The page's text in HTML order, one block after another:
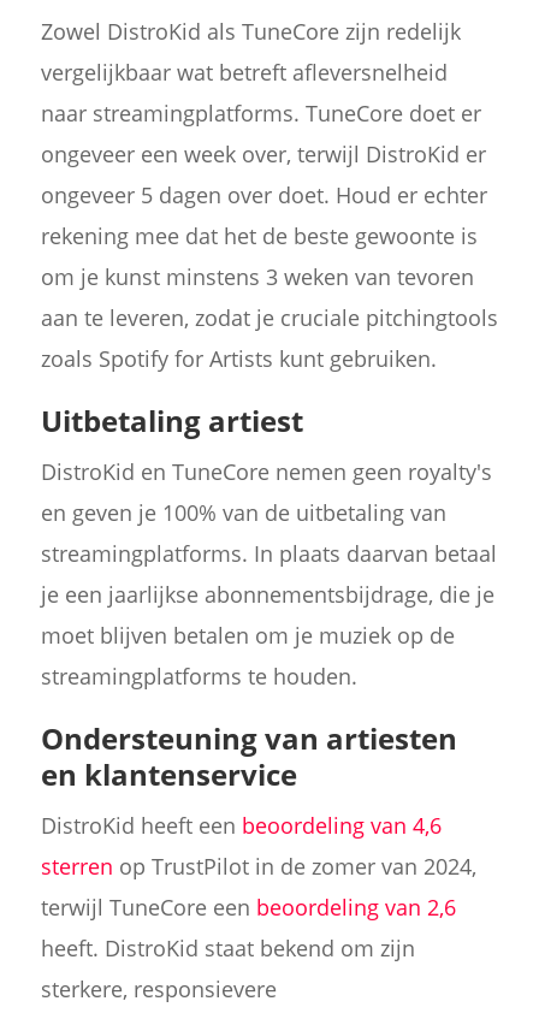
Zowel DistroKid als TuneCore zijn redelijk
vergelijkbaar wat betreft afleversnelheid
naar streamingplatforms. TuneCore doet er
ongeveer een week over, terwijl DistroKid er
ongeveer 5 dagen over doet. Houd er echter
rekening mee dat het de beste gewoonte is
om je kunst minstens 3 weken van tevoren
aan te leveren, zodat je cruciale pitchingtools
zoals Spotify for Artists kunt gebruiken.
Uitbetaling artiest
DistroKid en TuneCore nemen geen royalty's
en geven je 100% van de uitbetaling van
streamingplatforms. In plaats daarvan betaal
je een jaarlijkse abonnementsbijdrage, die je
moet blijven betalen om je muziek op de
streamingplatforms te houden.
Ondersteuning van artiesten
en klantenservice
DistroKid heeft een beoordeling van 4,6
sterren op TrustPilot in de zomer van 2024,
terwijl TuneCore een beoordeling van 2,6
heeft. DistroKid staat bekend om zijn
sterkere, responsievere